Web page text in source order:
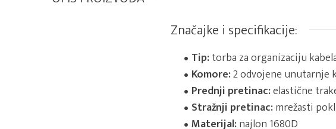
Značajke i specifikacije:
Tip:torba za organizaciju
Komore:2 odvojene unutarnje
Prednji pretinac:elastične
Stražnji pretinac:mrežasti
Materijal:najlon 1680D